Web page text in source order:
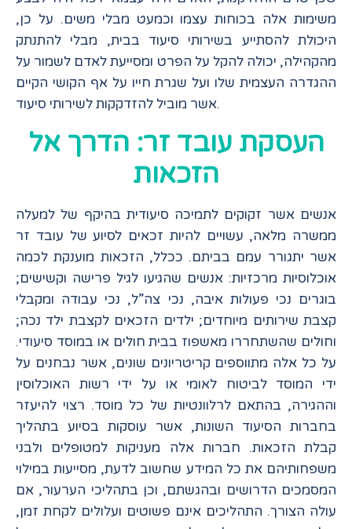
משימות אלה בכוחות עצמו וכמעט מבלי משים. על כן,
היכולת להסתייע בשירותי סיעוד בבית, מבלי להתנתק
מהקהילה, יכולה להקל על הפרט ומסייעת לאדם לשמור על
ההגדרה העצמית שלו ועל שגרת חייו על אף הקושי הקיים
אשר מוביל להזדקקות לשירותי סיעוד.
העסקת עובד זר: הדרך אל
הזכאות
אנשים אשר זקוקים לתמיכה סיעודית בהיקף של למעלה
ממשרה מלאה, עשויים להיות זכאים לסיוע של עובד זר
אשר יתגורר עמם בביתם. ככלל, הזכאות מוענקת לכמה
אוכלוסיות מרכזיות: אנשים שהגיעו לגיל פרישה וקשישים;
בוגרים נכי פעולות איבה, נכי צה”ל, נכי עבודה ומקבלי
קצבת שירותים מיוחדים; ילדים הזכאים לקצבת ילד נכה;
וחולים שהשתחררו מאשפוז בבית חולים או במוסד סיעודי.
על כל אלה מתווספים קריטריונים שונים, אשר נבחנים על
ידי המוסד לביטוח לאומי או על ידי רשות האוכלוסין
וההגירה, בהתאם לרלוונטיות של כל מוסד. רצוי להיעזר
בחברות הסיעוד השונות, אשר עוסקות בסיוע בתהליך
קבלת הזכאות. חברות אלה מעניקות למטופלים ולבני
משפחותיהם את כל המידע שחשוב לדעת, מסייעות במילוי
המסמכים הדרושים ובהגשתם, וכן בתהליכי הערעור, אם
עולה הצורך. התהליכים אינם פשוטים ועלולים לקחת זמן,